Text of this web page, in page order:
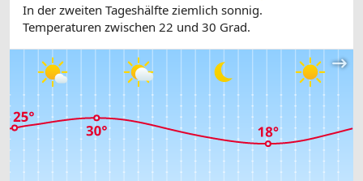
In der zweiten Tageshälfte ziemlich sonnig.
Temperaturen zwischen 22 und 30 Grad.